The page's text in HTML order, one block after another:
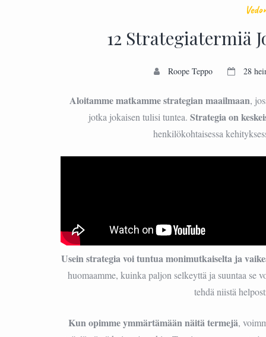
12 Strategiatermiä
Roope Teppo 28
Aloitamme matkamme strategian maailmaan,
jotka jokaisen tulisi tuntea. Strategia on
henkilökohtaisessa
Usein strategia voi tuntua monimutkaiselta ja
huomaamme, kuinka paljon selkeyttä ja suuntaa se
tehdä niistä
Kun opimme ymmärtämään näitä termejä,